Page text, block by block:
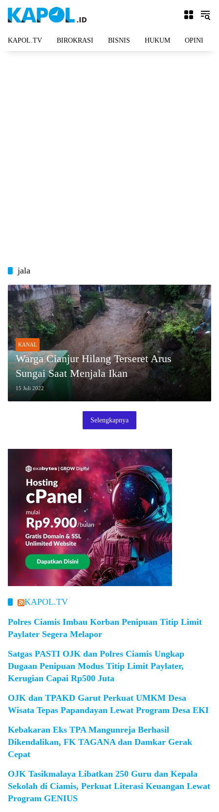
KAPOL.TV BIROKRASI BISNIS HUKUM OPINI
jala
KANAL
Warga Cianjur Hilang Terseret Arus
Sungai Saat Menjala Ikan
15 Juli 2022
Selengkapnya
KAPOL.TV
Polres Ciamis Imbau Korban Penipuan Titip Limit
Paylater Segera Melapor
Satgas PASTI OJK dan Polres Ciamis Ungkap
Dugaan Penipuan Modus Titip Limit Paylater,
Kerugian Capai Rp500 Juta
OJK dan TPAKD Garut Perkuat UMKM Desa
Wisata Tepas Papandayan Lewat Program Desa EKI
Kebakaran Eks TPA Mangunreja Berhasil
Dikendalikan, FK TAGANA dan Damkar Gerak
Cepat
OJK Tasikmalaya Libatkan 250 Guru dan Kepala
Sekolah di Ciamis, Perkuat Literasi Keuangan Lewat
Program GENIUS